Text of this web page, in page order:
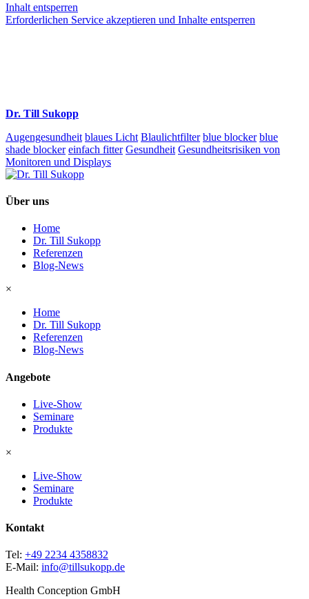
Inhalt entsperren
Erforderlichen Service akzeptieren und Inhalte entsperren
Dr. Till Sukopp
Augengesundheit blaues Licht Blaulichtfilter blue blocker blue
shade blocker einfach fitter Gesundheit Gesundheitsrisiken von
Monitoren und Displays
Über uns
Home
Dr. Till Sukopp
Referenzen
Blog-News
×
Home
Dr. Till Sukopp
Referenzen
Blog-News
Angebote
Live-Show
Seminare
Produkte
×
Live-Show
Seminare
Produkte
Kontakt
Tel: +49 2234 4358832
E-Mail: info@tillsukopp.de
Health Conception GmbH